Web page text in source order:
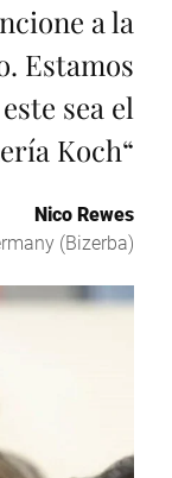
a la
Estamos
sea el
Koch“
Nico Rewes
(Bizerba)